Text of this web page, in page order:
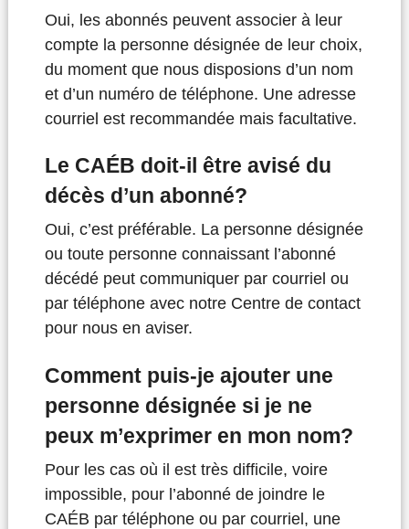
Oui, les abonnés peuvent associer à leur
compte la personne désignée de leur choix,
du moment que nous disposions d’un nom
et d’un numéro de téléphone. Une adresse
courriel est recommandée mais facultative.
Le CAÉB doit-il être avisé du
décès d’un abonné?
Oui, c’est préférable. La personne désignée
ou toute personne connaissant l’abonné
décédé peut communiquer par courriel ou
par téléphone avec notre Centre de contact
pour nous en aviser.
Comment puis-je ajouter une
personne désignée si je ne
peux m’exprimer en mon nom?
Pour les cas où il est très difficile, voire
impossible, pour l’abonné de joindre le
CAÉB par téléphone ou par courriel, une